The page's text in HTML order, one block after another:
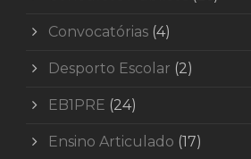
Convocatórias (4)
Desporto Escolar (2)
EB1PRE (24)
Ensino Articulado (17)